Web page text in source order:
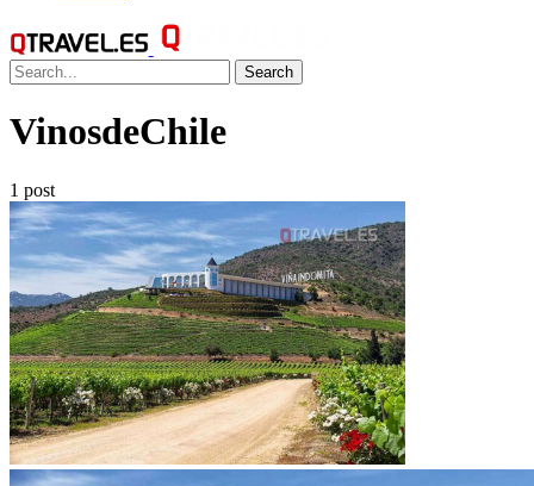
Search
VinosdeChile
1 post